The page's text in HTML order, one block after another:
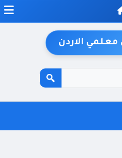
معلمي الاردن